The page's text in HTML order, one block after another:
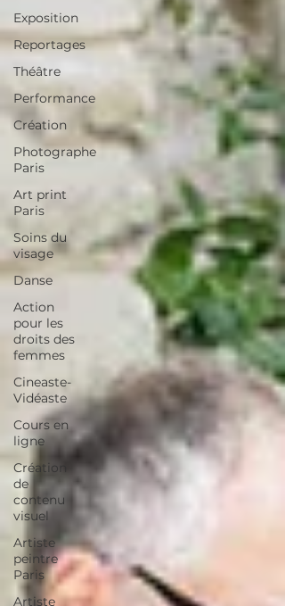
Exposition
Reportages
Théâtre
Performance
Création
Photographe
Paris
Art print
Paris
Soins du
visage
Danse
Action
pour les
droits des
femmes
Cineaste-
Vidéaste
Cours en
ligne
Création
de
contenu
visuel
Artiste
peintre
Paris
Artiste